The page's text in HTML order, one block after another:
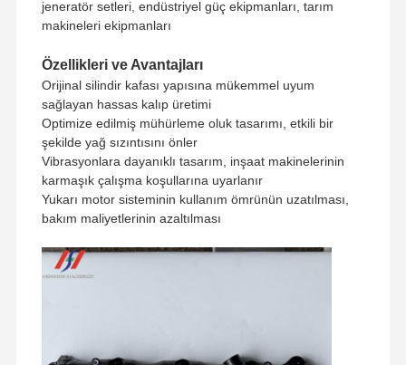
jeneratör setleri, endüstriyel güç ekipmanları, tarım
makineleri ekipmanları
Özellikleri ve Avantajları
Orijinal silindir kafası yapısına mükemmel uyum
sağlayan hassas kalıp üretimi
Optimize edilmiş mühürleme oluk tasarımı, etkili bir
şekilde yağ sızıntısını önler
Vibrasyonlara dayanıklı tasarım, inşaat makinelerinin
karmaşık çalışma koşullarına uyarlanır
Yukarı motor sisteminin kullanım ömrünün uzatılması,
bakım maliyetlerinin azaltılması